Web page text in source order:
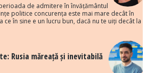
de admitere în învățământul
politice concurența este mai mare decât în
ce în sine e un lucru bun, dacă nu te uiți decât la
Rusia măreață și inevitabilă